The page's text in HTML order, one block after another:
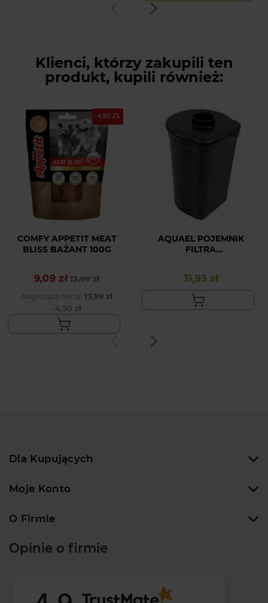
Klienci, którzy zakupili ten
produkt, kupili również:
-4,90 ZŁ
COMFY APPETIT MEAT
BLISS BAŻANT 100G
Cena podstawowa
13,99 zł
Cena
9,09 zł
Najniższa cena: 13,99 zł
-4,90 zł
AQUAEL POJEMNIK
FILTRA
Cena
31,93 zł
Dla Kupujących
Moje Konto
O Firmie
Opinie o firmie